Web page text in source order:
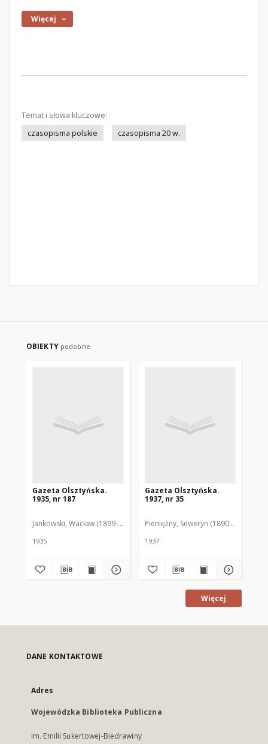
Więcej
Temat i słowa kluczowe:
czasopisma polskie
czasopisma 20 w.
OBIEKTY podobne
Gazeta Olsztyńska.
1935, nr 187
Jankowski, Wacław (1899-1975). Red.
1935
Gazeta Olsztyńska.
1937, nr 35
Pieniężny, Seweryn (1890-1940). Red.
1937
Więcej
DANE KONTAKTOWE
Adres
Wojewódzka Biblioteka Publiczna
im. Emilii Sukertowej-Biedrawiny